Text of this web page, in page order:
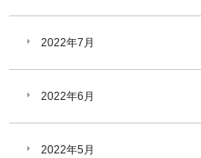
2022年7月
2022年6月
2022年5月